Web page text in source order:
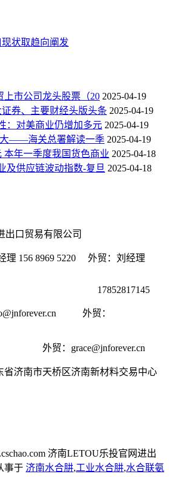
状取趋向阐发
上市公司龙头股票（20 2025-04-19
券、主要财经头版头条 2025-04-19
：对美商业仍增加多元 2025-04-19
大——海关总署解读一季 2025-04-19
本年一季度我国货色商业 2025-04-18
及供应链波动指数-复旦 2025-04-18
出口贸易有限公司
理 156 8969 5220 外贸：刘经理
外贸：
外贸： grace@jnforever.cn
省济南市天桥区济南新材料交易中心
济南LETOU乐投官网进出
事于 济南水合肼,工业水合肼,水合联氨